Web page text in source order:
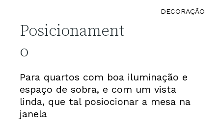
Para quartos com boa iluminação e
espaço de sobra, e com um vista
linda, que tal posiocionar a mesa na
janela
Posicionament
o
DECORAÇÃO